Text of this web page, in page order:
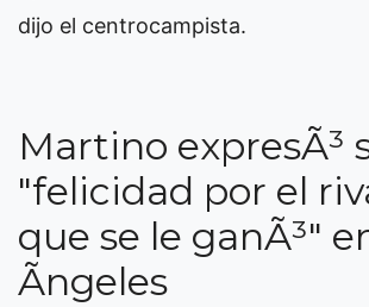
dijo el centrocampista.
Martino expresÃ³
"felicidad por el
que se le ganÃ³"
Ãngeles